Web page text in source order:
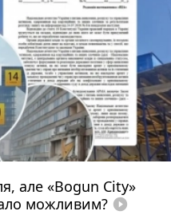
але «Bogun City»
можливим? play_circle_filled